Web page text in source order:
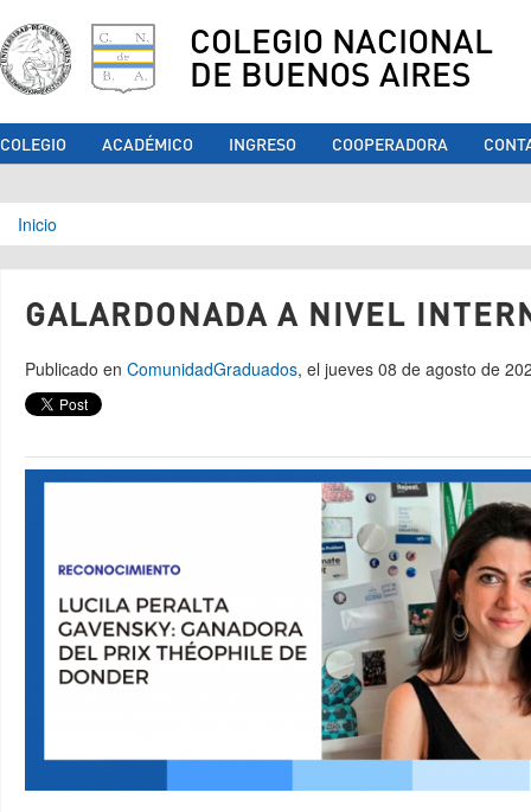
COLEGIO NACIONAL
DE BUENOS AIRES
COLEGIO ACADÉMICO INGRESO COOPERADORA
Se encuentra usted aquí
Inicio
GALARDONADA A NIVEL
Publicado en ComunidadGraduados, el jueves 08 de agosto de